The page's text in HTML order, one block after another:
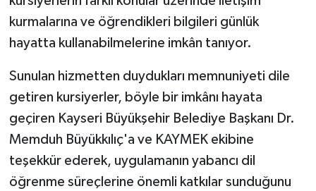
kurmalarına ve öğrendikleri bilgileri günlük
hayatta kullanabilmelerine imkân tanıyor.
Sunulan hizmetten duydukları memnuniyeti dile
getiren kursiyerler, böyle bir imkânı hayata
geçiren Kayseri Büyükşehir Belediye Başkanı Dr.
Memduh Büyükkılıç'a ve KAYMEK ekibine
teşekkür ederek, uygulamanın yabancı dil
öğrenme süreçlerine önemli katkılar sunduğunu